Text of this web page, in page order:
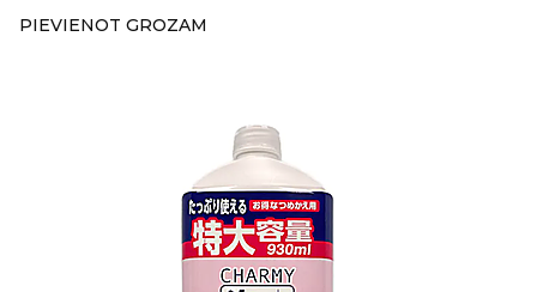
PIEVIENOT GROZAM